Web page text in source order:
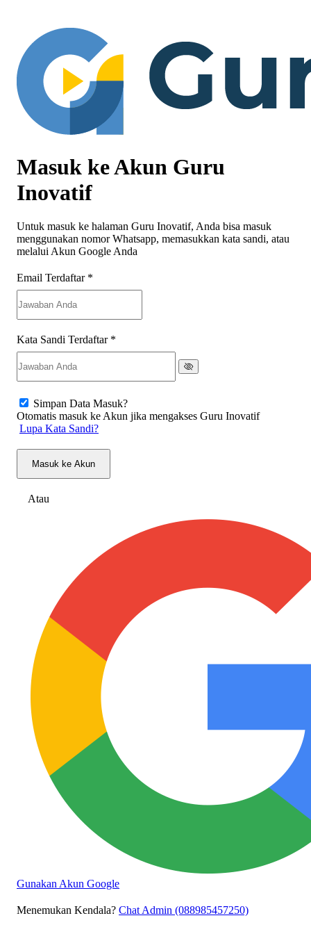
Masuk ke Akun Guru
Inovatif
Untuk masuk ke halaman Guru Inovatif, Anda bisa masuk
menggunakan nomor Whatsapp, memasukkan kata sandi, atau
melalui Akun Google Anda
Email Terdaftar *
Kata Sandi Terdaftar *
Simpan Data Masuk?
Otomatis masuk ke Akun jika mengakses Guru Inovatif
Lupa Kata Sandi?
Masuk ke Akun
Atau
Gunakan Akun Google
Menemukan Kendala? Chat Admin (088985457250)